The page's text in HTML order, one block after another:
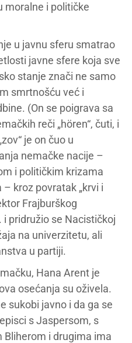
moralne i političke
u javnu sferu smatrao
javne sfere koja sve
stanje znači ne samo
smrtnošću već i
(On se poigrava sa
reči „hören“, čuti, i
je on čuo u
nemačke nacije –
i političkim krizama
kroz povratak „krvi i
Frajburškog
pridružio se Nacističkoj
na univerzitetu, ali
u partiji.
Hana Arent je
osećanja su oživela.
sukobi javno i da ga se
s Jaspersom, s
i drugima ima